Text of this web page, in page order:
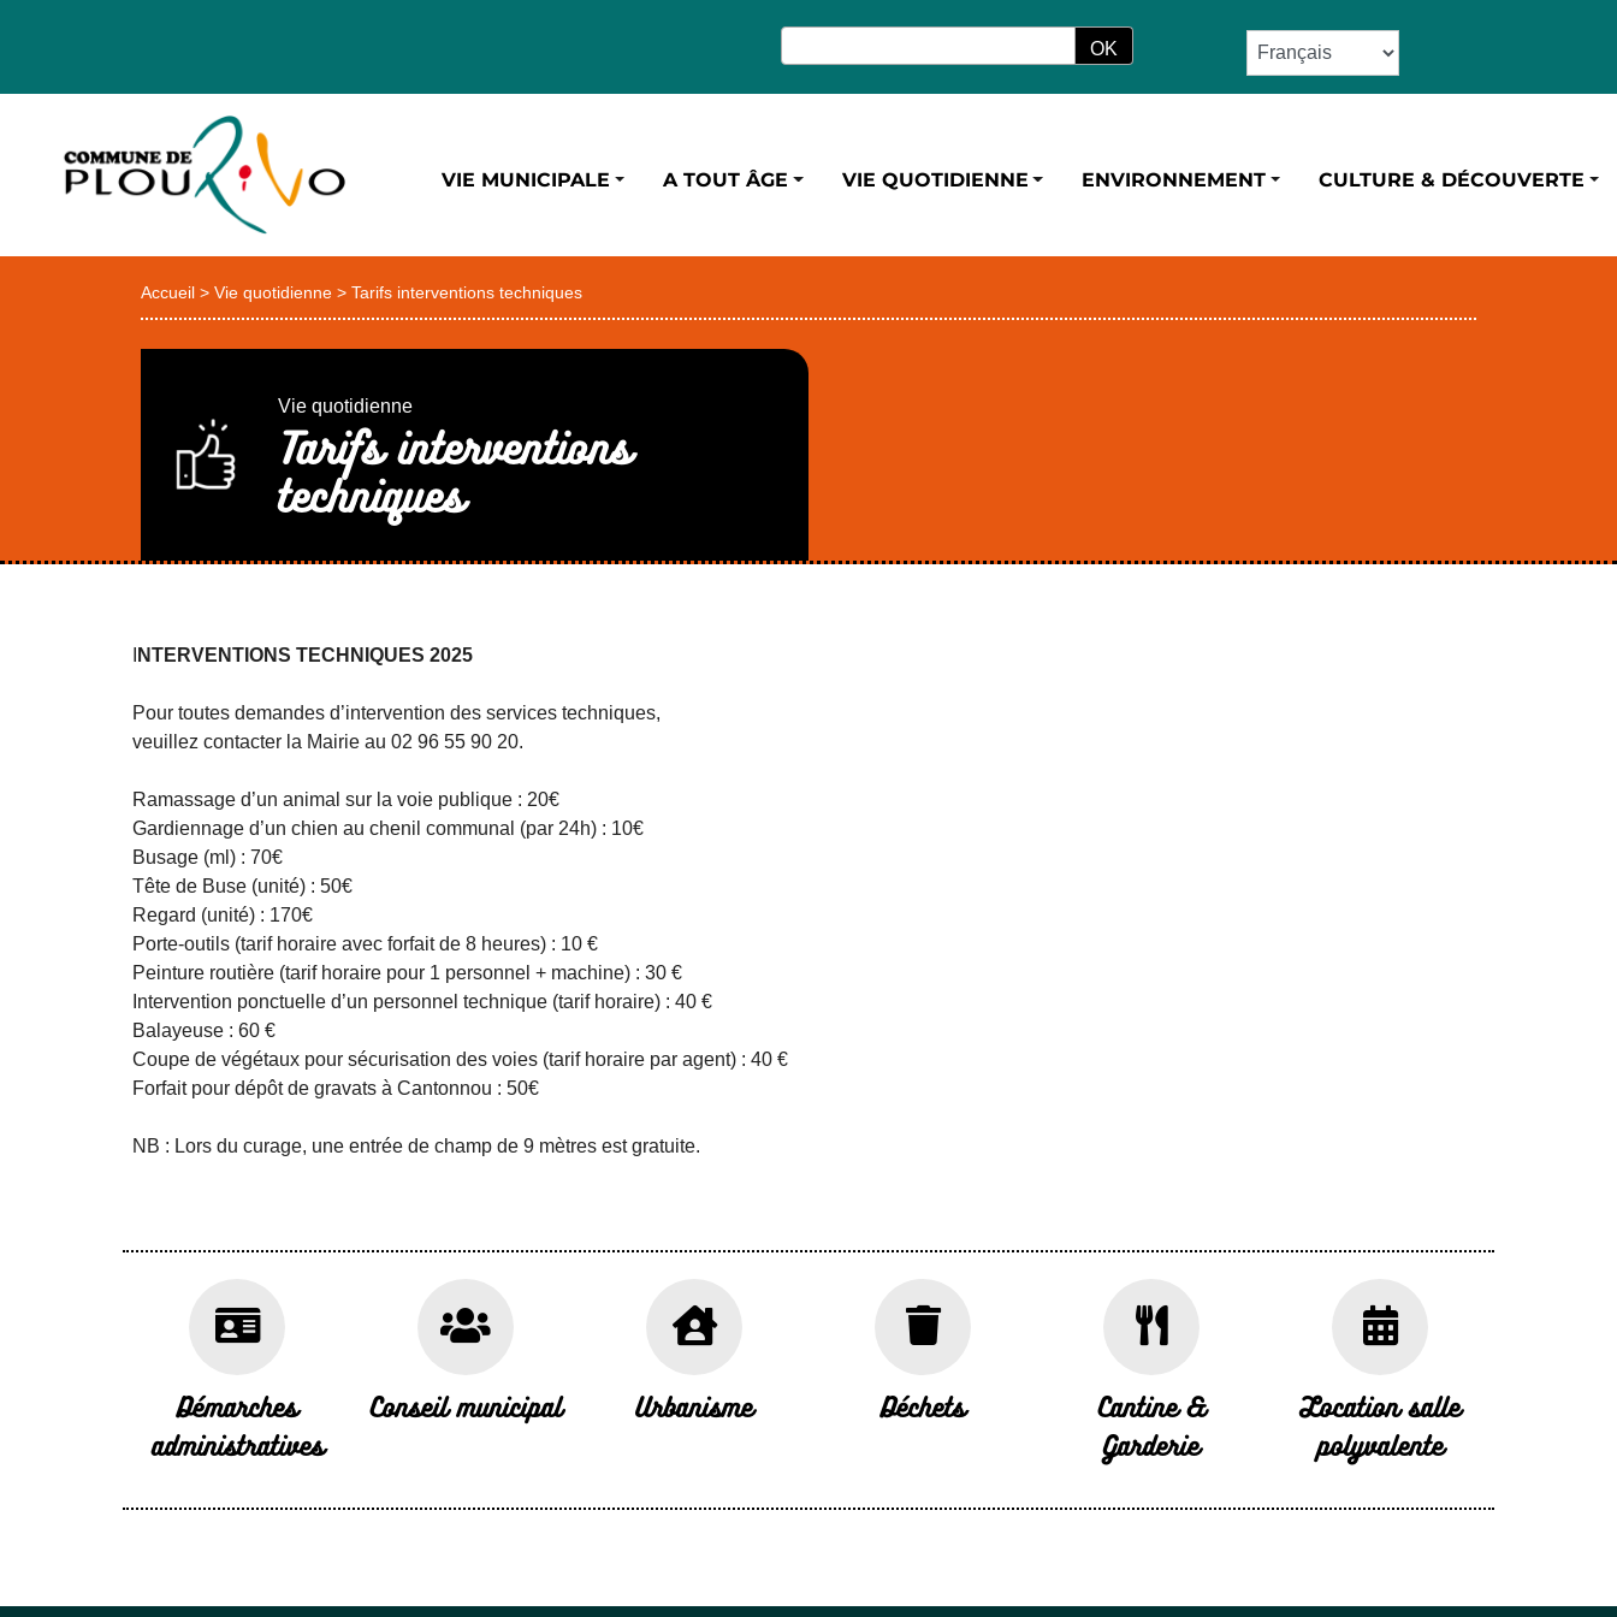
VIE MUNICIPALE A TOUT ÂGE VIE QUOTIDIENNE ENVIRONNEMENT CULTURE & DÉCOUVERTE
Accueil > Vie quotidienne > Tarifs interventions techniques
Vie quotidienne
Tarifs interventions
techniques
NTERVENTIONS TECHNIQUES 2025
Pour toutes demandes d’intervention des services techniques,
veuillez contacter la Mairie au 02 96 55 90 20.
Ramassage d’un animal sur la voie publique : 20€
Gardiennage d’un chien au chenil communal (par 24h) : 10€
Busage (ml) : 70€
Tête de Buse (unité) : 50€
Regard (unité) : 170€
Porte-outils (tarif horaire avec forfait de 8 heures) : 10 €
Peinture routière (tarif horaire pour 1 personnel + machine) : 30 €
Intervention ponctuelle d’un personnel technique (tarif horaire) : 40 €
Balayeuse : 60 €
Coupe de végétaux pour sécurisation des voies (tarif horaire par agent) : 40 €
Forfait pour dépôt de gravats à Cantonnou : 50€
NB : Lors du curage, une entrée de champ de 9 mètres est gratuite.
Démarches
administratives
Conseil municipal Urbanisme Déchets
Cantine &
Garderie
Location salle
polyvalente